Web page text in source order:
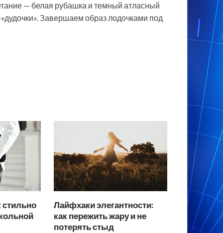
— белая рубашка и темный атласный
Завершаем образ лодочками под
Лайфхаки элегантности:
как пережить жару и не
потерять стыд